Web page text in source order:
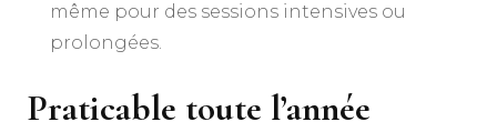
même pour des sessions intensives ou
prolongées.
Praticable toute l’année